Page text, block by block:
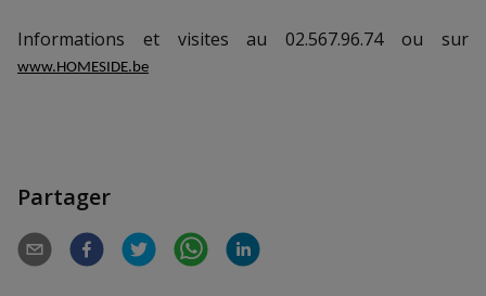
Informations et visites au 02.567.96.74 ou sur
www.HOMESIDE.be
Partager